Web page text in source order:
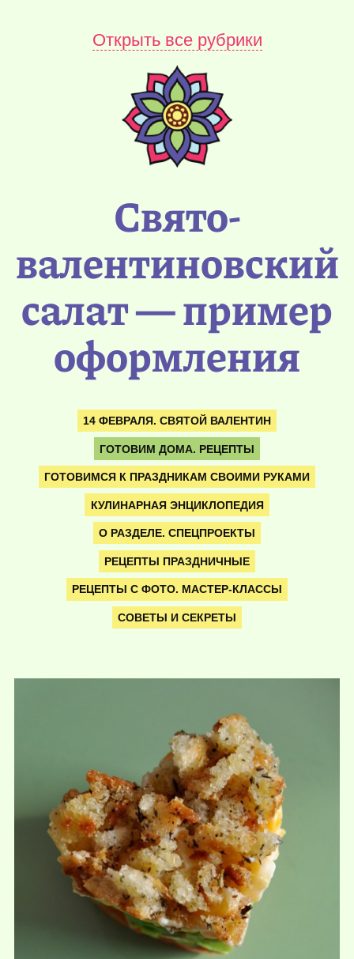
Открыть все рубрики
Свято-
валентиновский
салат — пример
оформления
14 ФЕВРАЛЯ. СВЯТОЙ ВАЛЕНТИН
ГОТОВИМ ДОМА. РЕЦЕПТЫ
ГОТОВИМСЯ К ПРАЗДНИКАМ СВОИМИ РУКАМИ
КУЛИНАРНАЯ ЭНЦИКЛОПЕДИЯ
О РАЗДЕЛЕ. СПЕЦПРОЕКТЫ
РЕЦЕПТЫ ПРАЗДНИЧНЫЕ
РЕЦЕПТЫ С ФОТО. МАСТЕР-КЛАССЫ
СОВЕТЫ И СЕКРЕТЫ